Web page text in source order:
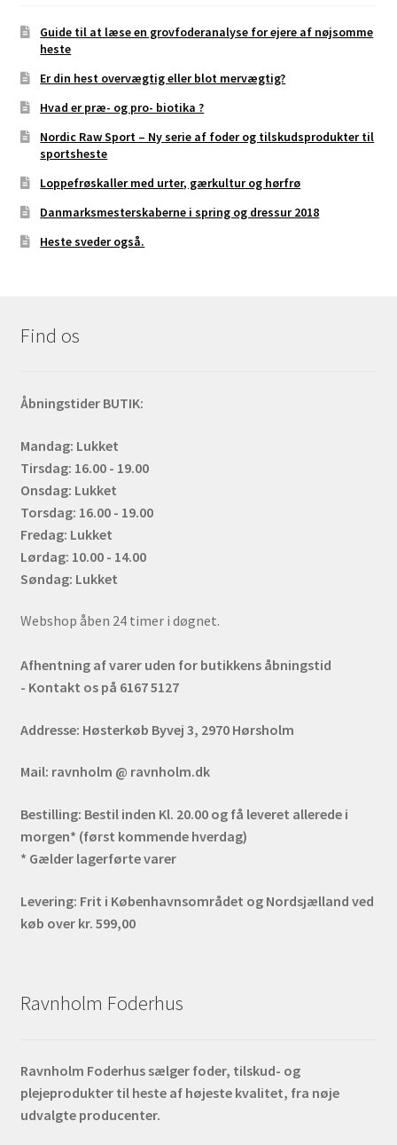
Guide til at læse en grovfoderanalyse for ejere af nøjsomme
heste
Er din hest overvægtig eller blot mervægtig?
Hvad er præ- og pro- biotika ?
Nordic Raw Sport – Ny serie af foder og tilskudsprodukter til
sportsheste
Loppefrøskaller med urter, gærkultur og hørfrø
Danmarksmesterskaberne i spring og dressur 2018
Heste sveder også.
Find os
Åbningstider BUTIK:
Mandag: Lukket
Tirsdag: 16.00 - 19.00
Onsdag: Lukket
Torsdag: 16.00 - 19.00
Fredag: Lukket
Lørdag: 10.00 - 14.00
Søndag: Lukket
Webshop åben 24 timer i døgnet.
Afhentning af varer uden for butikkens åbningstid
- Kontakt os på 6167 5127
Addresse: Høsterkøb Byvej 3, 2970 Hørsholm
Mail: ravnholm @ ravnholm.dk
Bestilling: Bestil inden Kl. 20.00 og få leveret allerede i
morgen* (først kommende hverdag)
* Gælder lagerførte varer
Levering: Frit i Københavnsområdet og Nordsjælland ved
køb over kr. 599,00
Ravnholm Foderhus
Ravnholm Foderhus sælger foder, tilskud- og
plejeprodukter til heste af højeste kvalitet, fra nøje
udvalgte producenter.